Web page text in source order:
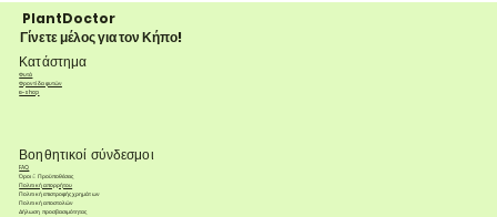
PlantDoctor
Γίνετε μέλος για τον Κήπο!
Κατάστημα
Φυτά
Φροντίδα φυτών
e-shop
Βοηθητικοί σύνδεσμοι
FAQ
Όροι & Προϋποθέσεις
Πολιτική απορρήτου
Πολιτική επιστροφής χρημάτων
Πολιτική αποστολών
Δήλωση προσβασιμότητας